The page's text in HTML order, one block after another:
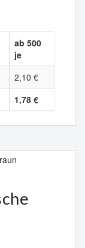
ab 500
je
2,10 €
1,78 €